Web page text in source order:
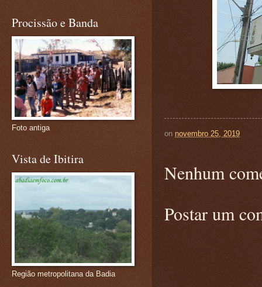
on novembro 25, 2019
Nenhum
Postar um
Procissão e Banda
Foto antiga
Vista de Ibitira
Região metropolitana da Badia